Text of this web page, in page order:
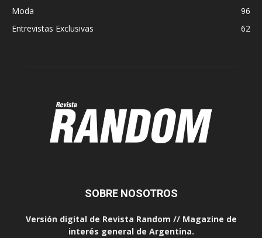
Moda
96
Entrevistas Exclusivas
62
SOBRE NOSOTROS
Versión digital de Revista Random // Magazine de
interés general de Argentina.